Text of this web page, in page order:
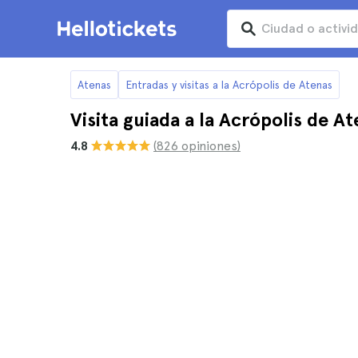
Atenas Entradas y visitas a la Acrópolis de Atenas
Visita guiada a la Acrópolis de
4.8 (826 opiniones)